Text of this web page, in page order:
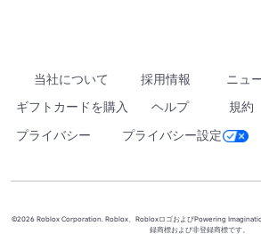
当社について 採用情報 ニュ
ギフトカードを購入
ヘルプ 規約
プライバシー
プライバシー設定
©2026 Roblox Corporation. Roblox、RobloxロゴおよびPowering
録商標および非登録商標です。